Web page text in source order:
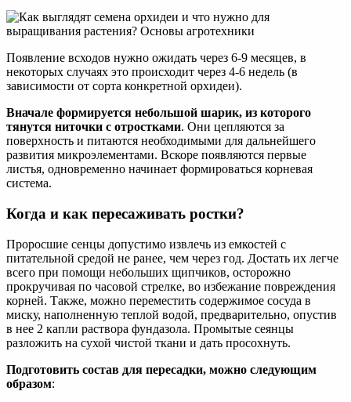
Появление всходов нужно ожидать через 6-9 месяцев, в
некоторых случаях это происходит через 4-6 недель (в
зависимости от сорта конкретной орхидеи).
Вначале формируется небольшой шарик, из которого
тянутся ниточки с отростками. Они цепляются за
поверхность и питаются необходимыми для дальнейшего
развития микроэлементами. Вскоре появляются первые
листья, одновременно начинает формироваться корневая
система.
Когда и как пересаживать ростки?
Проросшие сенцы допустимо извлечь из емкостей с
питательной средой не ранее, чем через год. Достать их легче
всего при помощи небольших щипчиков, осторожно
прокручивая по часовой стрелке, во избежание повреждения
корней. Также, можно переместить содержимое сосуда в
миску, наполненную теплой водой, предварительно, опустив
в нее 2 капли раствора фундазола. Промытые сеянцы
разложить на сухой чистой ткани и дать просохнуть.
Подготовить состав для пересадки, можно следующим
образом: